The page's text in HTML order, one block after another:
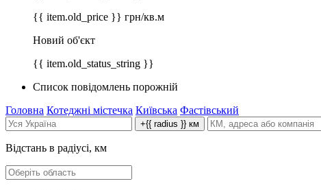
{{ item.old_price }} грн/кв.м
Новий об'єкт
{{ item.old_status_string }}
Список повідомлень порожній
Головна Котеджні містечка Київська Фастівський
+{{ radius }} км
Відстань в радіусі, км